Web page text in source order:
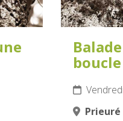
boucle
Prieuré